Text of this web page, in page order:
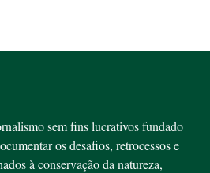
sem fins lucrativos fundado
os desafios, retrocessos e
à conservação da natureza,